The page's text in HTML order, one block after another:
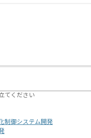
てください
制御システム開発